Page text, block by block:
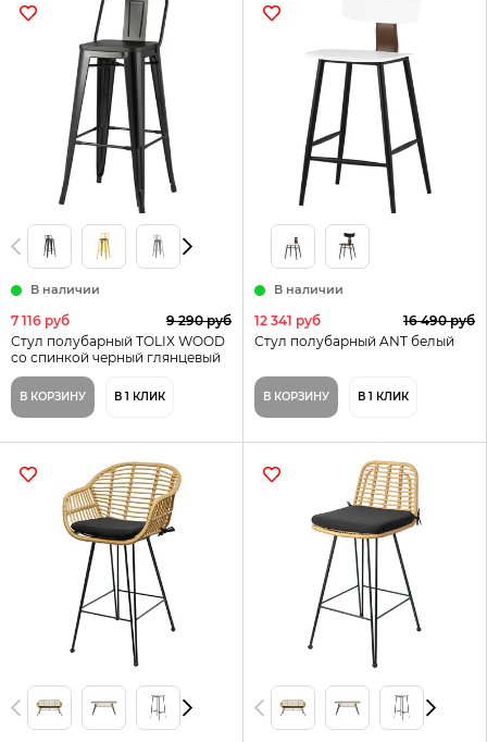
В наличии
7 116 руб
9 290 руб
Стул полубарный TOLIX WOOD
со спинкой черный глянцевый
В КОРЗИНУ В 1 КЛИК
В наличии
12 341 руб
16 490 руб
Стул полубарный ANT белый
В КОРЗИНУ В 1 КЛИК